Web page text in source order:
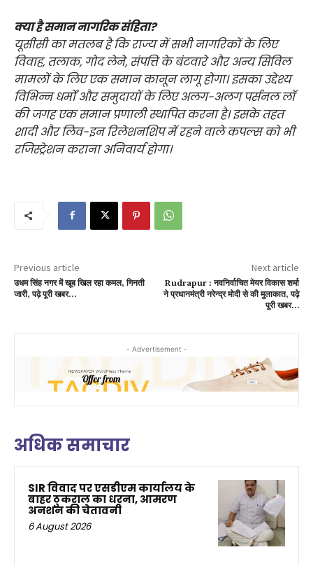
क्या है समान नागरिक संहिता?
यूसीसी का मतलब है कि राज्य में सभी नागरिकों के लिए
विवाह, तलाक, गोद लेने, संपत्ति के बंटवारे और अन्य सिविल
मामलों के लिए एक समान कानून लागू होगा। इसका उद्देश्य
विभिन्न धर्मों और समुदायों के लिए अलग-अलग पर्सनल लॉ
की जगह एक समान प्रणाली स्थापित करना है। इसके तहत
शादी और लिव-इन रिलेशनशिप में रहने वाले कपल्स को भी
रजिस्ट्रेशन कराना अनिवार्य होगा।
Previous article
उधम सिंह नगर में खूब खिल रहा कमल, गिनती
जारी, पढ़े पूरी खबर…
Next article
Rudrapur : नवनिर्वाचित मेयर विकास शर्मा
ने प्रधानमंत्री नरेन्द्र मोदी से की मुलाकात, पढ़े
पूरी खबर…
- Advertisement -
अधिक समाचार
SIR विवाद पर एसडीएम कार्यालय के
बाहर ठुकराल का धरना, आमरण
अनशन की चेतावनी
6 August 2026